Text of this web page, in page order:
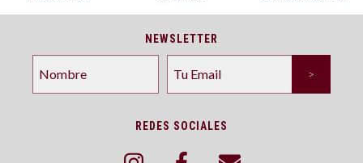
NEWSLETTER
REDES SOCIALES